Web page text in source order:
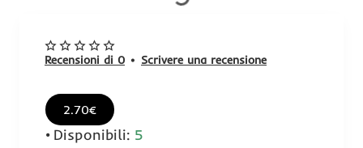
Recensioni di 0 • Scrivere una recensione
2.70€
Disponibili: 5